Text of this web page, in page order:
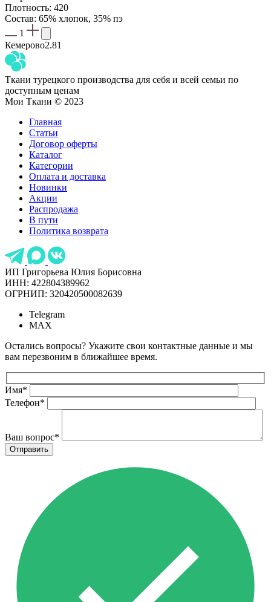
Плотность: 420
Состав: 65% хлопок, 35% пэ
1
Кемерово2.81
Ткани турецкого производства для себя и всей семьи по
доступным ценам
Мои Ткани © 2023
Главная
Статьи
Договор оферты
Каталог
Категории
Оплата и доставка
Новинки
Акции
Распродажа
В пути
Политика возврата
ИП Григорьева Юлия Борисовна
ИНН: 422804389962
ОГРНИП: 320420500082639
Telegram
MAX
Остались вопросы? Укажите свои контактные данные и мы
вам перезвоним в ближайшее время.
Имя*
Телефон*
Ваш вопрос*